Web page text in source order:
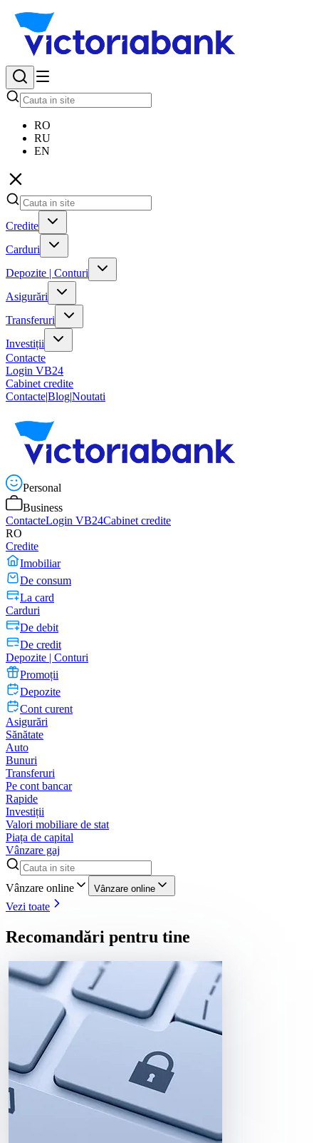
RO
RU
EN
Credite
Carduri
Depozite | Conturi
Asigurări
Transferuri
Investiții
Contacte
Login VB24
Cabinet credite
Contacte|Blog|Noutati
Personal
Business
ContacteLogin VB24Cabinet credite
RO
Credite
Imobiliar
De consum
La card
Carduri
De debit
De credit
Depozite | Conturi
Promoții
Depozite
Cont curent
Asigurări
Sănătate
Auto
Bunuri
Transferuri
Pe cont bancar
Rapide
Investiții
Valori mobiliare de stat
Piața de capital
Vânzare gaj
Vânzare online Vânzare online
Vezi toate
Recomandări pentru tine